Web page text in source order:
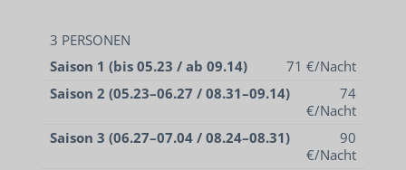
3 PERSONEN
Saison 1 (bis 05.23 / ab 09.14)
71 €/Nacht
Saison 2 (05.23–06.27 / 08.31–09.14)
74
€/Nacht
Saison 3 (06.27–07.04 / 08.24–08.31)
90
€/Nacht